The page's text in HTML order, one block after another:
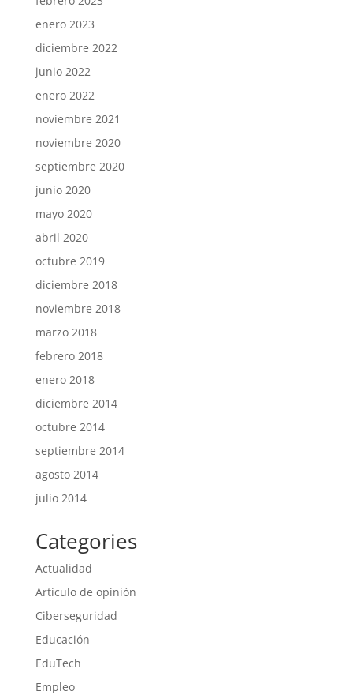
enero 2023
diciembre 2022
junio 2022
enero 2022
noviembre 2021
noviembre 2020
septiembre 2020
junio 2020
mayo 2020
abril 2020
octubre 2019
diciembre 2018
noviembre 2018
marzo 2018
febrero 2018
enero 2018
diciembre 2014
octubre 2014
septiembre 2014
agosto 2014
julio 2014
Categories
Actualidad
Artículo de opinión
Ciberseguridad
Educación
EduTech
Empleo